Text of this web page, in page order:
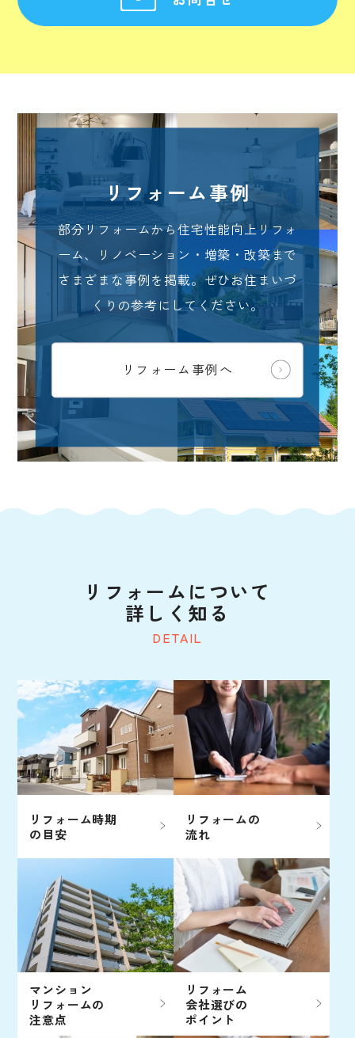
リフォーム事例
部分リフォームから住宅性能向上リフォ
ーム、リノベーション・増築・改築まで
さまざまな事例を掲載。ぜひお住まいづ
くりの参考にしてください。
リフォーム事例へ
DETAIL
リフォームについて
詳しく知る
リフォーム時期
の目安
リフォームの
流れ
マンション
リフォームの
注意点
リフォーム
会社選びの
ポイント